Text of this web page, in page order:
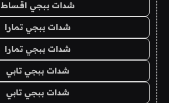
شدات ببجي اقساط
شدات ببجي تمارا
شدات ببجي تمارا
شدات ببجي تابي
شدات ببجي تابي